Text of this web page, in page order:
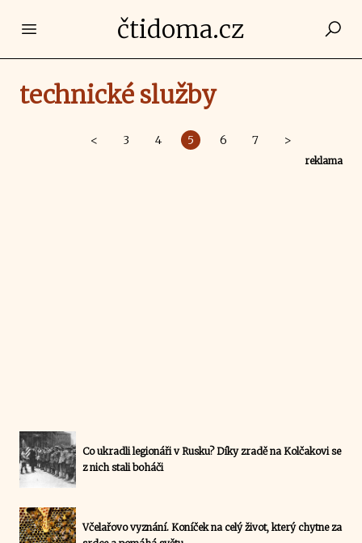
Open main menučtidoma.cz
technické služby
< 3 4 5 6 7 >
reklama
Co ukradli legionáři v Rusku? Díky zradě na Kolčakovi se
z nich stali boháči
Včelařovo vyznání. Koníček na celý život, který chytne za